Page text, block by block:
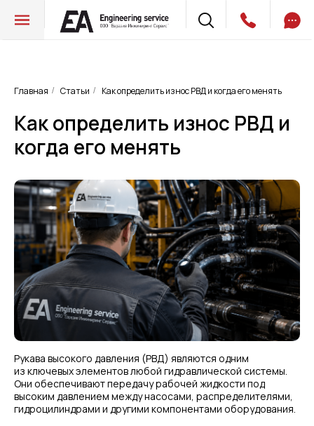
Главная / Статьи / Как определить износ РВД и когда его менять
Как определить износ РВД и
когда его менять
Рукава высокого давления (РВД) являются одним
из ключевых элементов любой гидравлической системы.
Они обеспечивают передачу рабочей жидкости под
высоким давлением между насосами, распределителями,
гидроцилиндрами и другими компонентами оборудования.